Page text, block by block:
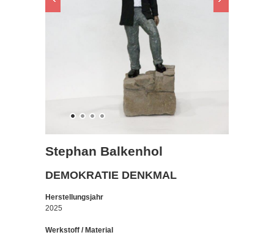
Stephan Balkenhol
DEMOKRATIE DENKMAL
Herstellungsjahr
2025
Werkstoff / Material